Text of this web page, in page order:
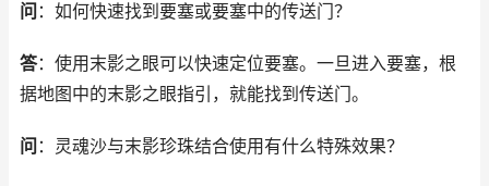
问 ：如何快速找到要塞或要塞中的传送门？
答：使用末影之眼可以快速定位要塞。一旦进入要塞，根
据地图中的末影之眼指引，就能找到传送门。
问 ：灵魂沙与末影珍珠结合使用有什么特殊效果？